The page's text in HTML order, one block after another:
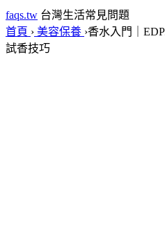
faqs.tw 台灣生活常見問題
首頁 › 美容保養 ›香水入門｜
試香技巧